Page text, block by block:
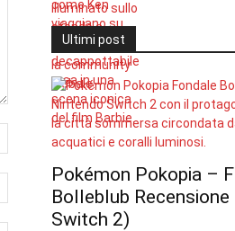
Ultimi post
Pokémon Pokopia –
Bolleblub
Switch 2)